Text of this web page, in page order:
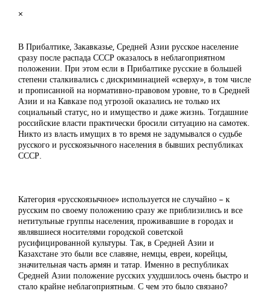
×
В Прибалтике, Закавказье, Средней Азии русское население
сразу после распада СССР оказалось в неблагоприятном
положении. При этом если в Прибалтике русские в большей
степени сталкивались с дискриминацией «сверху», в том числе
и прописанной на нормативно-правовом уровне, то в Средней
Азии и на Кавказе под угрозой оказались не только их
социальный статус, но и имущество и даже жизнь. Тогдашние
российские власти практически бросили ситуацию на самотек.
Никто из власть имущих в то время не задумывался о судьбе
русского и русскоязычного населения в бывших республиках
СССР.
Категория «русскоязычное» используется не случайно – к
русским по своему положению сразу же приблизились и все
нетитульные группы населения, проживавшие в городах и
являвшиеся носителями городской советской
русифицированной культуры. Так, в Средней Азии и
Казахстане это были все славяне, немцы, евреи, корейцы,
значительная часть армян и татар. Именно в республиках
Средней Азии положение русских ухудшилось очень быстро и
стало крайне неблагоприятным. С чем это было связано?